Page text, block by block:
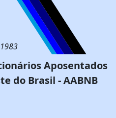
Aposentados
do Brasil - AABNB